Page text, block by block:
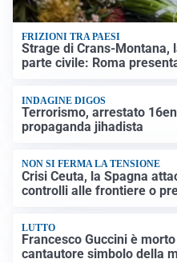
FRIZIONI TRA PAESI
Strage di Crans-Montana,
parte civile: Roma
INDAGINE DIGOS
Terrorismo, arrestato
propaganda jihadista
NON SI FERMA LA TENSIONE
Crisi Ceuta, la Spagna
controlli alle frontiere o
LUTTO
Francesco Guccini è
cantautore simbolo della